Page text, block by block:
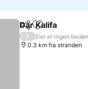
Del Føj til
Dar Kalifa
/
Der er ingen
0.3 km fra stranden